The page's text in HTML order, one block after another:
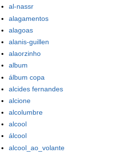
al-nassr
alagamentos
alagoas
alanis-guillen
alaorzinho
album
álbum copa
alcides fernandes
alcione
alcolumbre
alcool
álcool
alcool_ao_volante